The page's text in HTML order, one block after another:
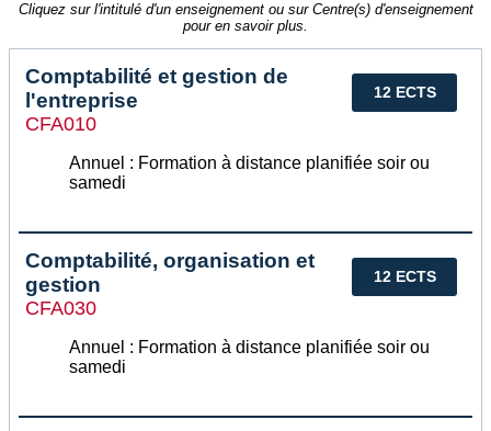
Cliquez sur l'intitulé d'un enseignement ou sur Centre(s) d'enseignement
pour en savoir plus.
12 ECTS
Comptabilité et gestion de
l'entreprise
CFA010
Annuel : Formation à distance planifiée soir ou
samedi
12 ECTS
Comptabilité, organisation et
gestion
CFA030
Annuel : Formation à distance planifiée soir ou
samedi